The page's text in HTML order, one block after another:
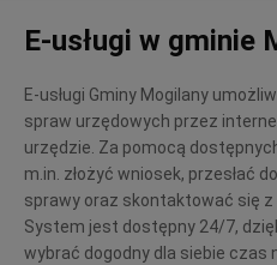
E-usługi w gminie
E-usługi Gminy Mogilany
spraw urzędowych przez
urzędzie. Za pomocą
m.in. złożyć wniosek, przesłać
sprawy oraz skontaktować się
System jest dostępny 24/7,
wybrać dogodny dla siebie czas